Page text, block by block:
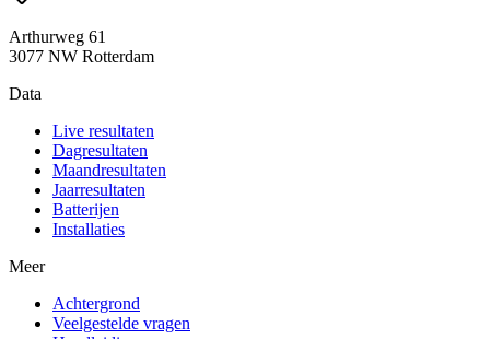
Arthurweg 61
3077 NW Rotterdam
Data
Live resultaten
Dagresultaten
Maandresultaten
Jaarresultaten
Batterijen
Installaties
Meer
Achtergrond
Veelgestelde vragen